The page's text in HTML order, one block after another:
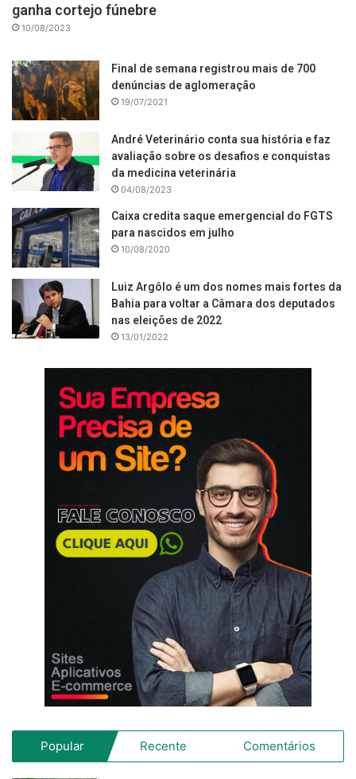
ganha cortejo fúnebre
10/08/2023
Final de semana registrou mais de 700
denúncias de aglomeração
19/07/2021
André Veterinário conta sua história e faz
avaliação sobre os desafios e conquistas
da medicina veterinária
04/08/2023
Caixa credita saque emergencial do FGTS
para nascidos em julho
10/08/2020
Luiz Argôlo é um dos nomes mais fortes da
Bahia para voltar a Câmara dos deputados
nas eleições de 2022
13/01/2022
Popular Recente Comentários